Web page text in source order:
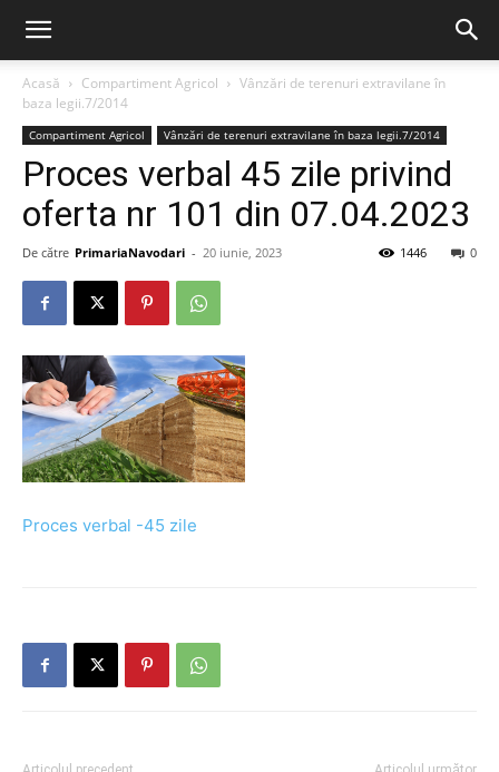
Acasă Compartiment Agricol
Vânzări de terenuri extravilane în
baza legii.7/2014
Compartiment Agricol Vânzări de terenuri extravilane în baza legii.7/2014
Proces verbal 45 zile privind
oferta nr 101 din 07.04.2023
De către PrimariaNavodari - 20 iunie, 2023 0
1446
Proces verbal -45 zile